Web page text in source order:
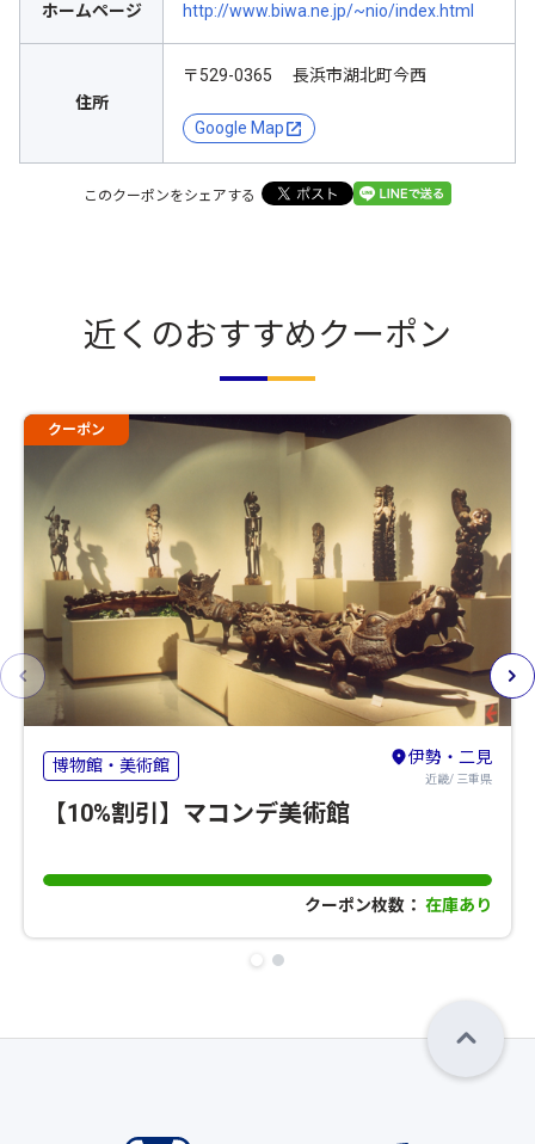
ホームページ http://www.biwa.ne.jp/~nio/index.html
住所
〒529-0365 長浜市湖北町今西
Google Map
このクーポンをシェアする
近くのおすすめクーポン
クーポン
博物館・美術館 伊勢・二見
近畿/ 三重県
【10%割引】マコンデ美術館
クーポン枚数： 在庫あり